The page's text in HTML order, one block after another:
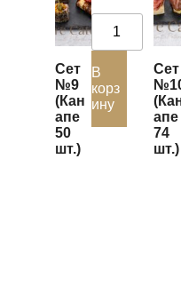
Сет
№9
(Кан
апе
50
шт.)
В
корз
ину
Сет
апе
74
шт.)